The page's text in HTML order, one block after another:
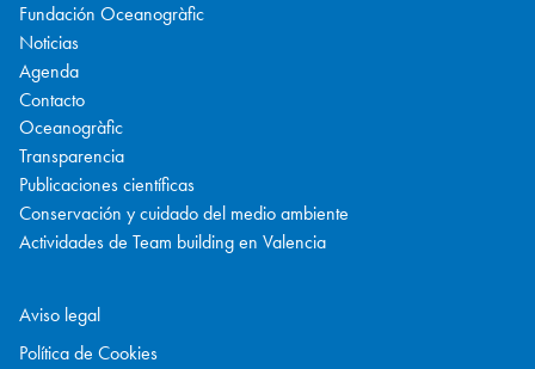
Fundación Oceanogràfic
Noticias
Agenda
Contacto
Oceanogràfic
Transparencia
Publicaciones científicas
Conservación y cuidado del medio ambiente
Actividades de Team building en Valencia
Aviso legal
Política de Cookies